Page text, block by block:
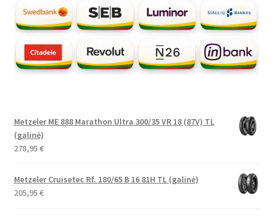
Metzeler ME 888 Marathon Ultra 300/35 VR 18 (87V) TL
(galinė)
278,95 €
Metzeler Cruisetec Rf. 180/65 B 16 81H TL (galinė)
205,95 €